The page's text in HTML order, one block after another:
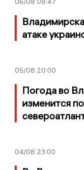
атаке
05/08 20:00
Погода во
изменится
04/08 23:00